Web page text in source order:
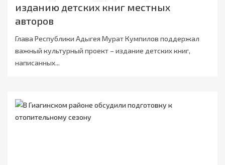
изданию детских книг местных
авторов
Глава Республики Адыгея Мурат Кумпилов поддержал
важный культурный проект – издание детских книг,
написанных...